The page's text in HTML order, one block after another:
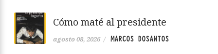
Cómo maté al presidente
agosto 08, 2026 / MARCOS DOSANTOS